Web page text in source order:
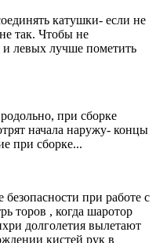
катушки- если не
так. Чтобы не
и левых лучше пометить
при сборке
начала наружу- концы
при сборке...
при работе с
торов , когда шаротор
долголетия вылетают
кистей рук в